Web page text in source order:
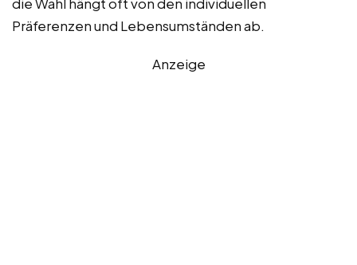
Präferenzen und Lebensumständen ab.
Anzeige